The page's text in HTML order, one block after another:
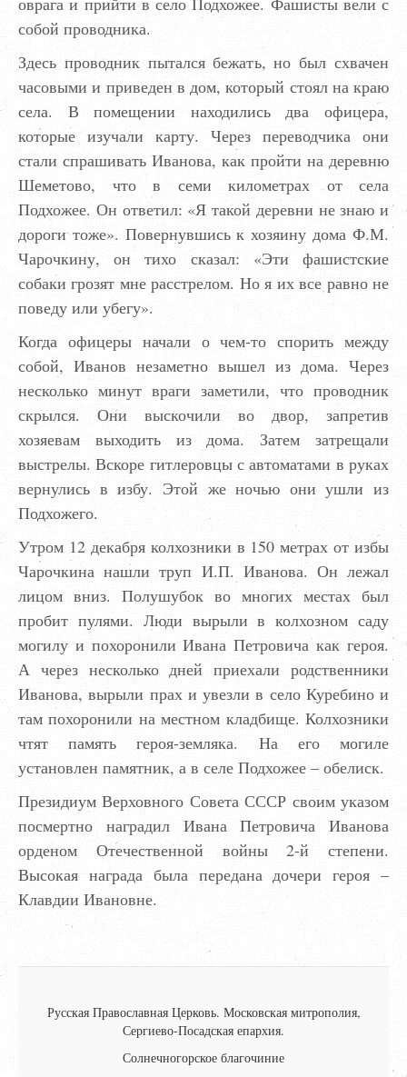
собой проводника.
Здесь проводник пытался бежать, но был схвачен
часовыми и приведен в дом, который стоял на краю
села. В помещении находились два офицера,
которые изучали карту. Через переводчика они
стали спрашивать Иванова, как пройти на деревню
Шеметово, что в семи километрах от села
Подхожее. Он ответил: «Я такой деревни не знаю и
дороги тоже». Повернувшись к хозяину дома Ф.М.
Чарочкину, он тихо сказал: «Эти фашистские
собаки грозят мне расстрелом. Но я их все равно не
поведу или убегу».
Когда офицеры начали о чем-то спорить между
собой, Иванов незаметно вышел из дома. Через
несколько минут враги заметили, что проводник
скрылся. Они выскочили во двор, запретив
хозяевам выходить из дома. Затем затрещали
выстрелы. Вскоре гитлеровцы с автоматами в руках
вернулись в избу. Этой же ночью они ушли из
Подхожего.
Утром 12 декабря колхозники в 150 метрах от избы
Чарочкина нашли труп И.П. Иванова. Он лежал
лицом вниз. Полушубок во многих местах был
пробит пулями. Люди вырыли в колхозном саду
могилу и похоронили Ивана Петровича как героя.
А через несколько дней приехали родственники
Иванова, вырыли прах и увезли в село Куребино и
там похоронили на местном кладбище. Колхозники
чтят память героя-земляка. На его могиле
установлен памятник, а в селе Подхожее – обелиск.
Президиум Верховного Совета СССР своим указом
посмертно наградил Ивана Петровича Иванова
орденом Отечественной войны 2-й степени.
Высокая награда была передана дочери героя –
Клавдии Ивановне.
Русская Православная Церковь. Московская митрополия,
Сергиево-Посадская епархия.
Солнечногорское благочиние